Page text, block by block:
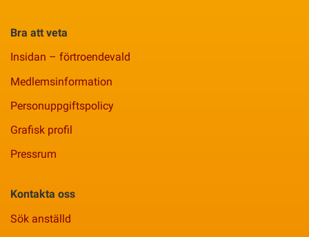
Bra att veta
Insidan – förtroendevald
Medlemsinformation
Personuppgiftspolicy
Grafisk profil
Pressrum
Kontakta oss
Sök anställd